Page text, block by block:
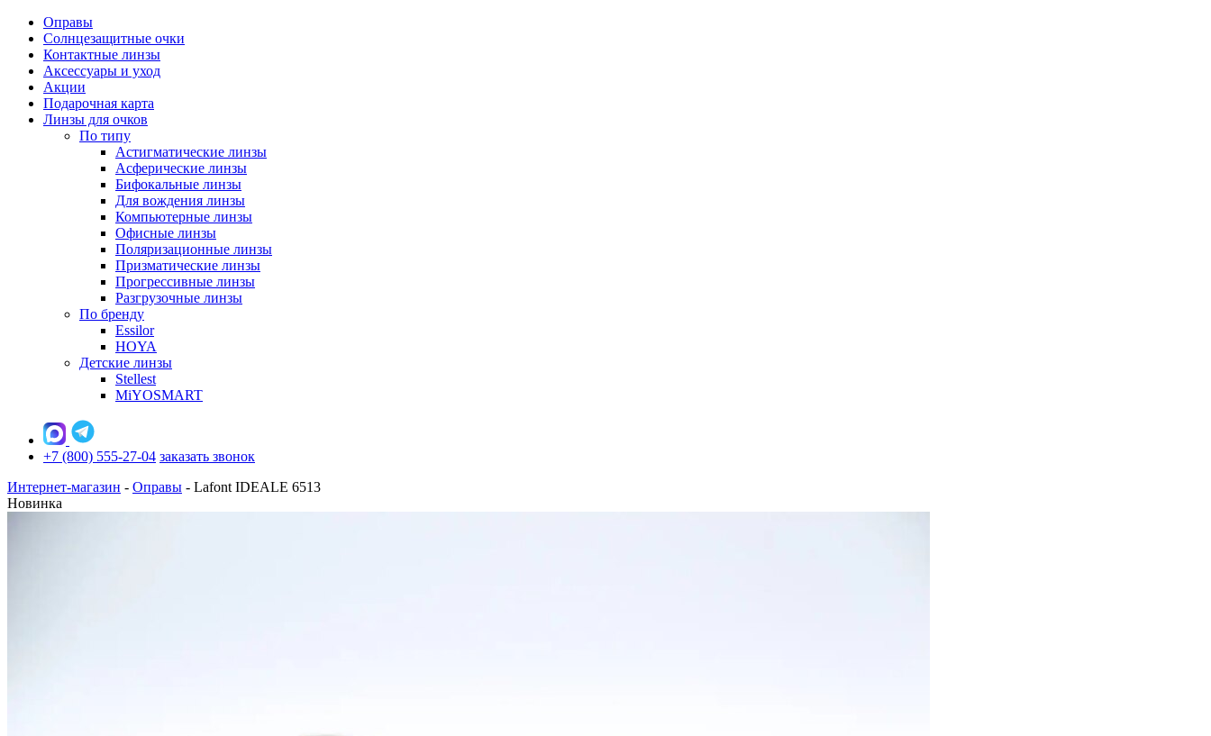
Оправы
Солнцезащитные очки
Контактные линзы
Аксессуары и уход
Акции
Подарочная карта
Линзы для очков
По типу
Астигматические линзы
Асферические линзы
Бифокальные линзы
Для вождения линзы
Компьютерные линзы
Офисные линзы
Поляризационные линзы
Призматические линзы
Прогрессивные линзы
Разгрузочные линзы
По бренду
Essilor
HOYA
Детские линзы
Stellest
MiYOSMART
+7 (800) 555-27-04 заказать звонок
Интернет-магазин - Оправы - Lafont IDEALE 6513
Новинка